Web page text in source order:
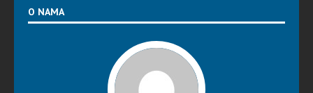
O NAMA